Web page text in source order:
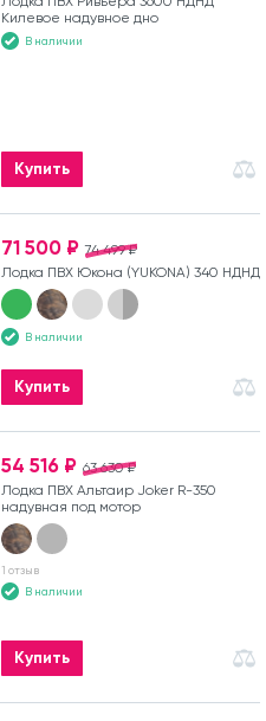
Килевое надувное дно
В наличии
Купить
74 499 ₽
71 500 ₽
Лодка ПВХ Юкона (YUKONA) 340 НДНД
В наличии
Купить
63 630 ₽
54 516 ₽
Лодка ПВХ Альтаир Joker R-350
надувная под мотор
1 отзыв
В наличии
Купить